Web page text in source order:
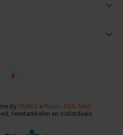
By DMWS x Plus+ - RSS-feed
feestartikelen en outletdeals